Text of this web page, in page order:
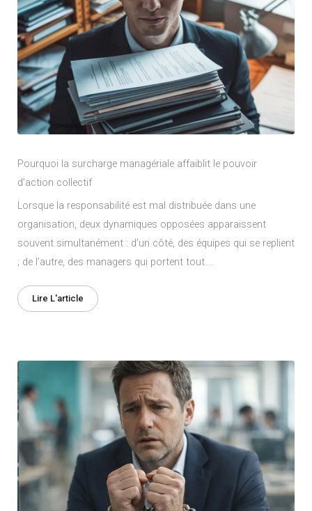
Pourquoi la surcharge managériale affaiblit le pouvoir
d’action collectif
Lorsque la responsabilité est mal distribuée dans une
organisation, deux dynamiques opposées apparaissent
souvent simultanément : d’un côté, des équipes qui se replient
; de l’autre, des managers qui portent tout....
Lire L'article